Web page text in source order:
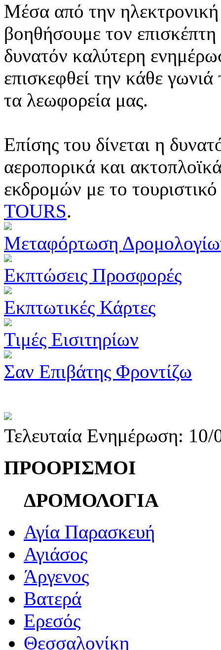
Μέσα από την ηλεκτρονική
βοηθήσουμε τον
δυνατόν καλύτερη
επισκεφθεί την κάθε
τα λεωφορεία μας.
Επίσης του δίνεται η
αεροπορικά και
εκδρομών με το
TOURS.
Μεταφόρτωση
Εκπτώσεις Προσφορές
Εκπτωτικές Κάρτες
Τιμές Εισιτηρίων
Σαν Επιβάτης Φροντίζω
Τελευταία Ενημέρωση:
ΠΡΟΟΡΙΣΜΟΙ
ΔΡΟΜΟΛΟΓΙΑ
Αγία Παρασκευή
Αγιάσος
Άργενος
Βατερά
Ερεσός
Θεσσαλονίκη